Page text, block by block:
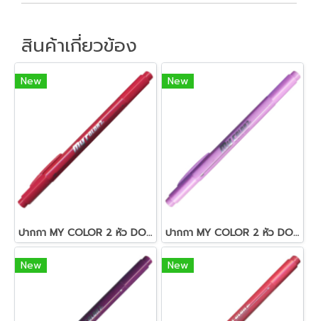
สินค้าเกี่ยวข้อง
New
ปากกา MY COLOR 2 หัว DONG-A NO MC2.72 สีชมพูอมแดง
New
ปากกา MY COLOR 2 หัว DONG-A NO MC2.56 สีม่วงอมชมพูอ่อน
New New